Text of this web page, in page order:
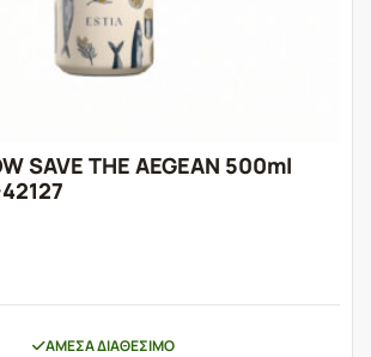
SAVE THE AEGEAN 500ml
ΆΜΕΣΑ ΔΙΑΘΈΣΙΜΟ